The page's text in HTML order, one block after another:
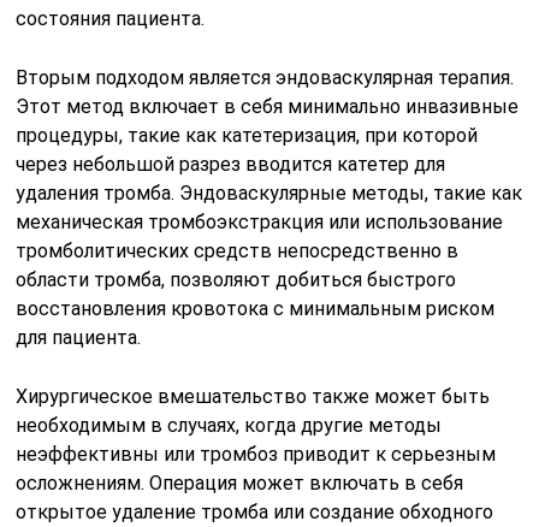
состояния пациента.
Вторым подходом является эндоваскулярная терапия.
Этот метод включает в себя минимально инвазивные
процедуры, такие как катетеризация, при которой
через небольшой разрез вводится катетер для
удаления тромба. Эндоваскулярные методы, такие как
механическая тромбоэкстракция или использование
тромболитических средств непосредственно в
области тромба, позволяют добиться быстрого
восстановления кровотока с минимальным риском
для пациента.
Хирургическое вмешательство также может быть
необходимым в случаях, когда другие методы
неэффективны или тромбоз приводит к серьезным
осложнениям. Операция может включать в себя
открытое удаление тромба или создание обходного